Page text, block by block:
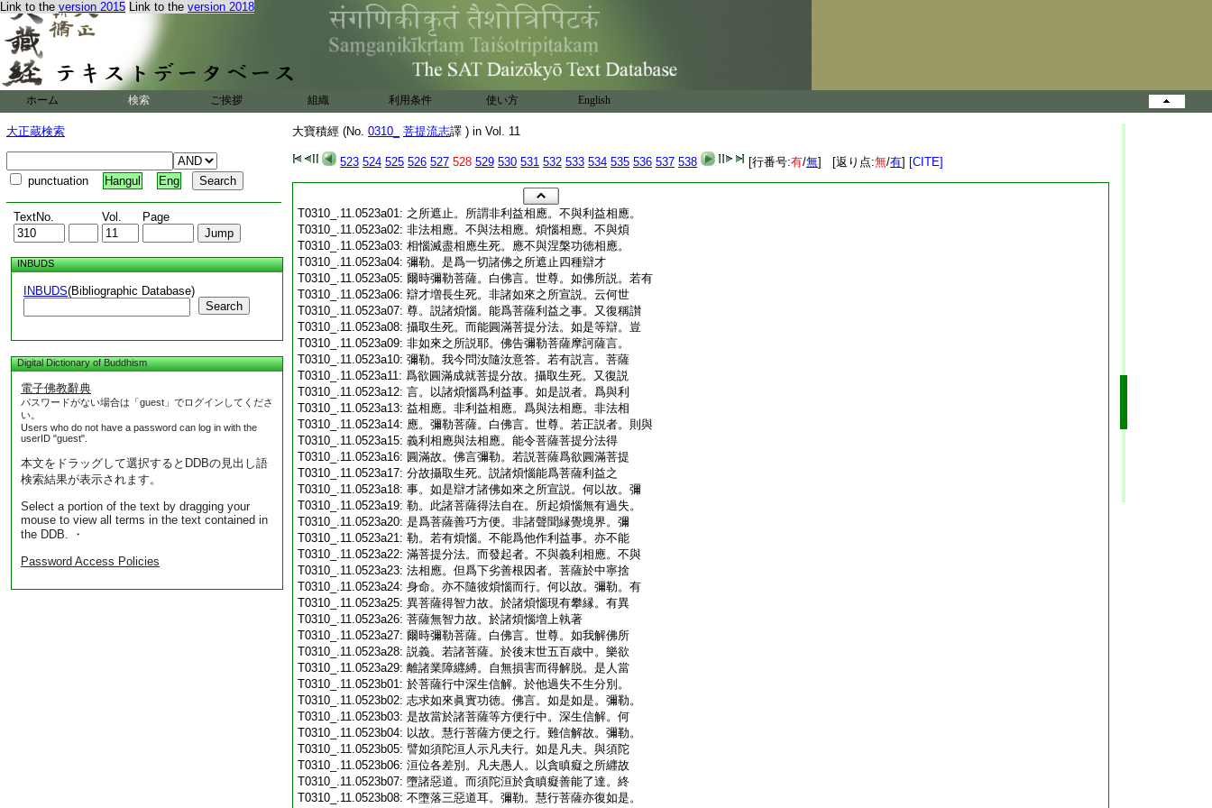
Link to the version 2015 Link to the version 2018
ホーム 検索 ご挨拶 組織 利用条件 使い方 English
大正蔵検索
punctuation Hangul Eng
TextNo. Vol. Page
INBUDS
INBUDS(Bibliographic Database)
Search
Digital Dictionary of Buddhism
電子佛教辭典
パスワードがない場合は「guest」でログインしてくださ
い。
Users who do not have a password can log in with the
userID "guest".
本文をドラッグして選択するとDDBの見出し語
検索結果が表示されます。
Select a portion of the text by dragging your
mouse to view all terms in the text contained in
the DDB. ・
Password Access Policies
大寶積經 (No. 0310_ 菩提流志譯 ) in Vol. 11
523 524 525 526 527 528 529 530 531 532 533 534 535 536 537 538 [行番号:有/無] [返り点:無/有] [CITE]
T0310_.11.0523a01: 之所遮止。所謂非利益相應。不與利益相應。
T0310_.11.0523a02: 非法相應。不與法相應。煩惱相應。不與煩
T0310_.11.0523a03: 相惱滅盡相應生死。應不與涅槃功徳相應。
T0310_.11.0523a04: 彌勒。是爲一切諸佛之所遮止四種辯才
T0310_.11.0523a05: 爾時彌勒菩薩。白佛言。世尊。如佛所説。若有
T0310_.11.0523a06: 辯才増長生死。非諸如來之所宣説。云何世
T0310_.11.0523a07: 尊。説諸煩惱。能爲菩薩利益之事。又復稱讃
T0310_.11.0523a08: 攝取生死。而能圓滿菩提分法。如是等辯。豈
T0310_.11.0523a09: 非如來之所説耶。佛告彌勒菩薩摩訶薩言。
T0310_.11.0523a10: 彌勒。我今問汝隨汝意答。若有説言。菩薩
T0310_.11.0523a11: 爲欲圓滿成就菩提分故。攝取生死。又復説
T0310_.11.0523a12: 言。以諸煩惱爲利益事。如是説者。爲與利
T0310_.11.0523a13: 益相應。非利益相應。爲與法相應。非法相
T0310_.11.0523a14: 應。彌勒菩薩。白佛言。世尊。若正説者。則與
T0310_.11.0523a15: 義利相應與法相應。能令菩薩菩提分法得
T0310_.11.0523a16: 圓滿故。佛言彌勒。若説菩薩爲欲圓滿菩提
T0310_.11.0523a17: 分故攝取生死。説諸煩惱能爲菩薩利益之
T0310_.11.0523a18: 事。如是辯才諸佛如來之所宣説。何以故。彌
T0310_.11.0523a19: 勒。此諸菩薩得法自在。所起煩惱無有過失。
T0310_.11.0523a20: 是爲菩薩善巧方便。非諸聲聞縁覺境界。彌
T0310_.11.0523a21: 勒。若有煩惱。不能爲他作利益事。亦不能
T0310_.11.0523a22: 滿菩提分法。而發起者。不與義利相應。不與
T0310_.11.0523a23: 法相應。但爲下劣善根因者。菩薩於中寧捨
T0310_.11.0523a24: 身命。亦不隨彼煩惱而行。何以故。彌勒。有
T0310_.11.0523a25: 異菩薩得智力故。於諸煩惱現有攀縁。有異
T0310_.11.0523a26: 菩薩無智力故。於諸煩惱増上執著
T0310_.11.0523a27: 爾時彌勒菩薩。白佛言。世尊。如我解佛所
T0310_.11.0523a28: 説義。若諸菩薩。於後末世五百歳中。樂欲
T0310_.11.0523a29: 離諸業障纒縛。自無損害而得解脱。是人當
T0310_.11.0523b01: 於菩薩行中深生信解。於他過失不生分別。
T0310_.11.0523b02: 志求如來眞實功徳。佛言。如是如是。彌勒。
T0310_.11.0523b03: 是故當於諸菩薩等方便行中。深生信解。何
T0310_.11.0523b04: 以故。慧行菩薩方便之行。難信解故。彌勒。
T0310_.11.0523b05: 譬如須陀洹人示凡夫行。如是凡夫。與須陀
T0310_.11.0523b06: 洹位各差別。凡夫愚人。以貪瞋癡之所纒故
T0310_.11.0523b07: 墮諸惡道。而須陀洹於貪瞋癡善能了達。終
T0310_.11.0523b08: 不墮落三惡道耳。彌勒。慧行菩薩亦復如是。